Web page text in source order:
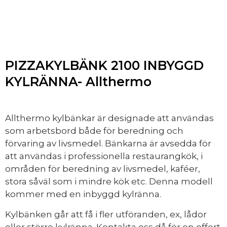
PIZZAKYLBÄNK 2100 INBYGGD
KYLRÄNNA- Allthermo
Allthermo kylbänkar är designade att användas
som arbetsbord både för beredning och
förvaring av livsmedel. Bänkarna är avsedda för
att användas i professionella restaurangkök, i
områden för beredning av livsmedel, kaféer,
stora såväl som i mindre kök etc. Denna modell
kommer med en inbyggd kylränna.
Kylbänken går att få i fler utföranden, ex, lådor